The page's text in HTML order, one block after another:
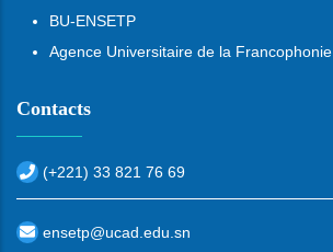
BU-ENSETP
Agence Universitaire de la Francophonie
Contacts
(+221) 33 821 76 69
ensetp@ucad.edu.sn